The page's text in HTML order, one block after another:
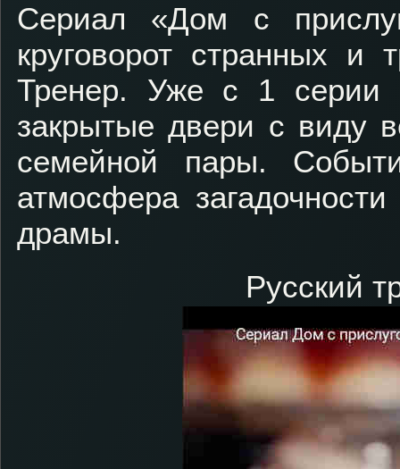
Сериал «Дом с
круговорот странных и
Тренер. Уже с 1 серии
закрытые двери с виду
семейной пары.
атмосфера
драмы.
Русский